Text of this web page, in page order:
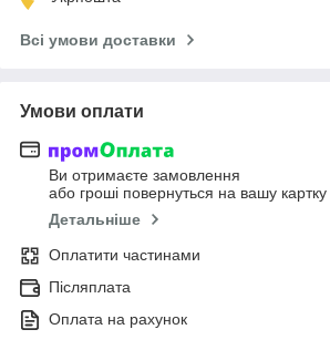
Всі умови доставки
Умови оплати
Ви отримаєте замовлення
або гроші повернуться на вашу картку
Детальніше
Оплатити частинами
Післяплата
Оплата на рахунок